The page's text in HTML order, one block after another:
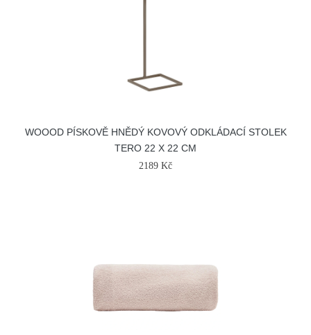
WOOOD PÍSKOVĚ HNĚDÝ KOVOVÝ ODKLÁDACÍ STOLEK
TERO 22 X 22 CM
2189 Kč